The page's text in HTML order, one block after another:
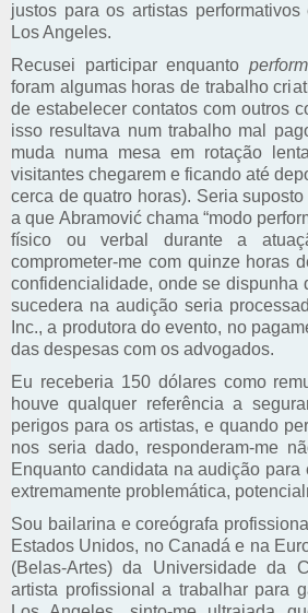
justos para os artistas
Los Angeles.
Recusei participar enquanto
foram algumas horas de trabalho
de estabelecer contatos com outros
isso resultava num trabalho mal
muda numa mesa em rotação
visitantes chegarem e ficando até
cerca de quatro horas). Seria
a que Abramović chama “modo
físico ou verbal durante a
comprometer-me com quinze horas
confidencialidade, onde se dispunha
sucedera na audição seria
Inc., a produtora do evento, no
das despesas com os advogados.
Eu receberia 150 dólares como
houve qualquer referência a
perigos para os artistas, e quando
nos seria dado, responderam-me
Enquanto candidata na audição
extremamente problemática,
Sou bailarina e coreógrafa
Estados Unidos, no Canadá e na
(Belas-Artes) da Universidade da
artista profissional a trabalhar para